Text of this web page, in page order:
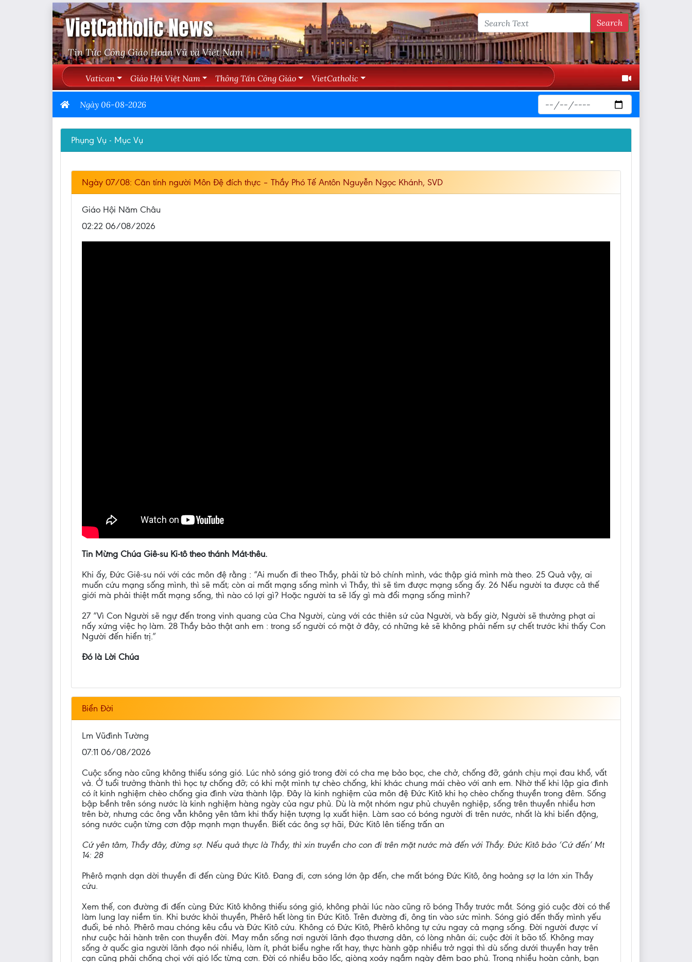
VietCatholic News
Tin Tức Công Giáo Hoàn Vũ và Việt Nam
Search
Vatican Giáo Hội Việt Nam Thông Tấn Công Giáo VietCatholic
Ngày 06-08-2026
Phụng Vụ - Mục Vụ
Ngày 07/08: Căn tính người Môn Đệ đích thực – Thầy Phó Tế Antôn Nguyễn Ngọc Khánh, SVD
Giáo Hội Năm Châu
02:22 06/08/2026
Tin Mừng Chúa Giê-su Ki-tô theo thánh Mát-thêu.
Khi ấy, Đức Giê-su nói với các môn đệ rằng : “Ai muốn đi theo Thầy, phải từ bỏ chính mình, vác thập giá mình mà theo. 25 Quả vậy, ai
muốn cứu mạng sống mình, thì sẽ mất; còn ai mất mạng sống mình vì Thầy, thì sẽ tìm được mạng sống ấy. 26 Nếu người ta được cả thế
giới mà phải thiệt mất mạng sống, thì nào có lợi gì? Hoặc người ta sẽ lấy gì mà đổi mạng sống mình?
27 “Vì Con Người sẽ ngự đến trong vinh quang của Cha Người, cùng với các thiên sứ của Người, và bấy giờ, Người sẽ thưởng phạt ai
nấy xứng việc họ làm. 28 Thầy bảo thật anh em : trong số người có mặt ở đây, có những kẻ sẽ không phải nếm sự chết trước khi thấy Con
Người đến hiển trị.”
Đó là Lời Chúa
Biển Đời
Lm Vũđình Tường
07:11 06/08/2026
Cuộc sống nào cũng không thiếu sóng gió. Lúc nhỏ sóng gió trong đời có cha mẹ bảo bọc, che chở, chống đỡ, gánh chịu mọi đau khổ, vất
vả. Ở tuổi trưởng thành thì học tự chống đỡ; có khi một mình tự chèo chống, khi khác chung mái chèo với anh em. Nhờ thế khi lập gia đình
có ít kinh nghiệm chèo chống gia đình vừa thành lập. Đây là kinh nghiệm của môn đệ Đức Kitô khi họ chèo chống thuyền trong đêm. Sống
bập bềnh trên sóng nước là kinh nghiệm hàng ngày của ngư phủ. Dù là một nhóm ngư phủ chuyên nghiệp, sống trên thuyền nhiều hơn
trên bờ, nhưng các ông vẫn không yên tâm khi thấy hiện tượng lạ xuất hiện. Làm sao có bóng người đi trên nước, nhất là khi biển động,
sóng nước cuộn từng cơn đập mạnh mạn thuyền. Biết các ông sợ hãi, Đức Kitô lên tiếng trấn an
Cứ yên tâm, Thầy đây, đừng sợ. Nếu quả thực là Thầy, thì xin truyền cho con đi trên mặt nước mà đến với Thầy. Đức Kitô bảo ‘Cứ đến’ Mt
14: 28
Phêrô mạnh dạn dời thuyền đi đến cùng Đức Kitô. Đang đi, cơn sóng lớn ập đến, che mất bóng Đức Kitô, ông hoảng sợ la lớn xin Thầy
cứu.
Xem thế, con đường đi đến cùng Đức Kitô không thiếu sóng gió, không phải lúc nào cũng rõ bóng Thầy trước mắt. Sóng gió cuộc đời có thể
làm lung lay niềm tin. Khi bước khỏi thuyền, Phêrô hết lòng tin Đức Kitô. Trên đường đi, ông tin vào sức mình. Sóng gió đến thấy mình yếu
đuối, bé nhỏ. Phêrô mau chóng kêu cầu và Đức Kitô cứu. Không có Đức Kitô, Phêrô không tự cứu ngay cả mạng sống. Đời người được ví
như cuộc hải hành trên con thuyền đời. May mắn sống nơi người lãnh đạo thương dân, có lòng nhân ái; cuộc đời ít bão tố. Không may
sống ở quốc gia người lãnh đạo nói nhiều, làm ít, phát biểu nghe rất hay, thực hành gặp nhiều trở ngại thì dù sống dưới thuyền hay trên
cạn cũng phải chống chọi với gió lốc từng cơn. Đời có nhiều bão lốc, giòng xoáy ngầm ngày đêm bao phủ. Trong nhiều hoàn cảnh, bạn